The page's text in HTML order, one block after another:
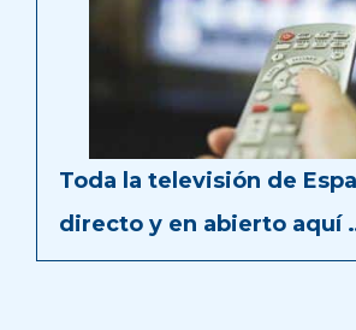
Toda la televisión de
directo y en abierto aquí